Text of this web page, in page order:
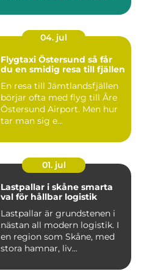
04. jul
Flygtaxi Östersund så får
du en smidig resa till fjällen
En resa till Jämtlandsfjällen
börjar ofta med flyg till Åre
Östersund Airport. Men hur
tar man sig e...
01. jul
Lastpallar i skåne smarta
val för hållbar logistik
Lastpallar är grundstenen i
nästan all modern logistik. I
en region som Skåne, med
stora hamnar, liv...